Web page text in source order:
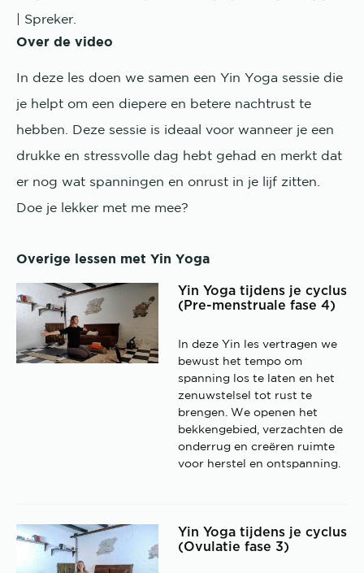
| Spreker.
Over de video
In deze les doen we samen een Yin Yoga sessie die
je helpt om een diepere en betere nachtrust te
hebben. Deze sessie is ideaal voor wanneer je een
drukke en stressvolle dag hebt gehad en merkt dat
er nog wat spanningen en onrust in je lijf zitten.
Doe je lekker met me mee?
Overige lessen met Yin Yoga
Yin Yoga tijdens je cyclus
(Pre-menstruale fase 4)
In deze Yin les vertragen we
bewust het tempo om
spanning los te laten en het
zenuwstelsel tot rust te
brengen. We openen het
bekkengebied, verzachten de
onderrug en creëren ruimte
voor herstel en ontspanning.
Yin Yoga tijdens je cyclus
(Ovulatie fase 3)